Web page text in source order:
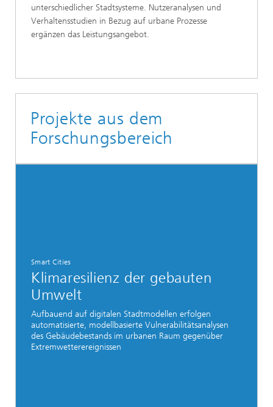
unterschiedlicher Stadtsysteme. Nutzeranalysen und
Verhaltensstudien in Bezug auf urbane Prozesse
ergänzen das Leistungsangebot.
Projekte aus dem
Forschungsbereich
Smart Cities
Klimaresilienz der gebauten
Umwelt
Aufbauend auf digitalen Stadtmodellen erfolgen
automatisierte, modellbasierte Vulnerabilitätsanalysen
des Gebäudebestands im urbanen Raum gegenüber
Extremwetterereignissen